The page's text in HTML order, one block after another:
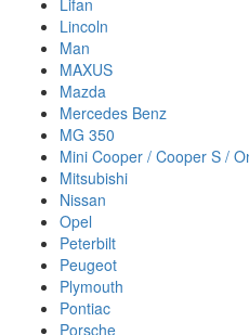
Lifan
Lincoln
Man
MAXUS
Mazda
Mercedes Benz
MG 350
Mini Cooper / Cooper S /
Mitsubishi
Nissan
Opel
Peterbilt
Peugeot
Plymouth
Pontiac
Porsche